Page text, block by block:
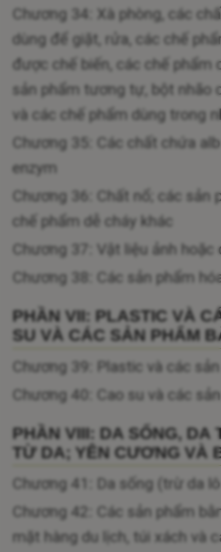
Chương 34: Xà phòng, các
dùng để giặt, rửa, các chế
được chế biến, các chế phẩm
sản phẩm tương tự, bột nhão
và các chế phẩm dùng trong
Chương 35: Các chất chứa
enzym
Chương 36: Chất nổ; các sản
chế phẩm dễ cháy khác
Chương 37: Vật liệu ảnh hoặc
Chương 38: Các sản phẩm
PHẦN VII: PLASTIC VÀ
SU VÀ CÁC SẢN PHẨM
Chương 39: Plastic và các
Chương 40: Cao su và các
PHẦN VIII: DA SỐNG, DA
TỪ DA; YÊN CƯƠNG VÀ
Chương 41: Da sống (trừ da
Chương 42: Các sản phẩm
mặt hàng du lịch, túi xách và